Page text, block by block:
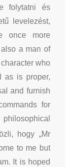
folytatni és
levelezést,
once more
a man of
who
as is proper,
and furnish
for
hogy „Mr
to me but
It is hoped